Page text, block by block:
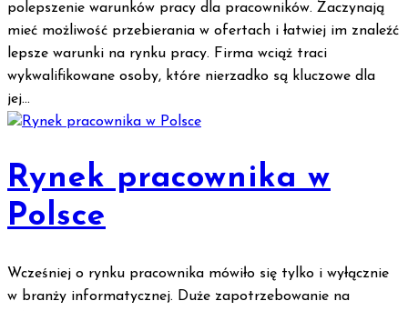
polepszenie warunków pracy dla pracowników. Zaczynają
mieć możliwość przebierania w ofertach i łatwiej im znaleźć
lepsze warunki na rynku pracy. Firma wciąż traci
wykwalifikowane osoby, które nierzadko są kluczowe dla
jej...
Rynek pracownika w
Polsce
Wcześniej o rynku pracownika mówiło się tylko i wyłącznie
w branży informatycznej. Duże zapotrzebowanie na